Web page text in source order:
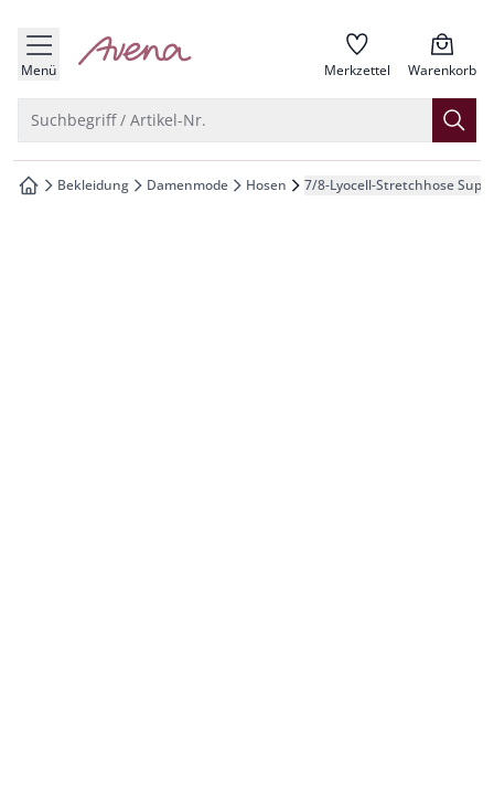
springen
springen
springen
springen
Menü zur Startseite Merkzettel Warenkorb
Suchbegriff / Artikel-Nr.
zur Startseite
Bekleidung Damenmode Hosen 7/8-Lyocell-Stretchhose